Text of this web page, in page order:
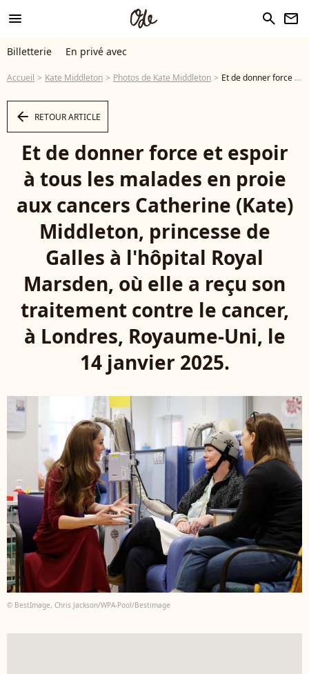
menu search newsletter
Billetterie En privé avec
Accueil Kate Middleton Photos de Kate Middleton Et de donner force et espoir à tous les malades en proie aux cancers Catherine (Kate) Middleton, princesse de Galles à l'hôpital Royal Marsden, où elle a reçu son traitement contre le cancer, à Londres, Royaume-Uni, le 14 janvier 2025. © Chris Jackson/WPA-Pool/Bestimage - Photo
arrow_left RETOUR ARTICLE
Et de donner force et espoir
à tous les malades en proie
aux cancers Catherine (Kate)
Middleton, princesse de
Galles à l'hôpital Royal
Marsden, où elle a reçu son
traitement contre le cancer,
à Londres, Royaume-Uni, le
14 janvier 2025.
© BestImage, Chris Jackson/WPA-Pool/Bestimage